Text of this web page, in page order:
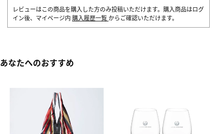
レビューはこの商品を購入した方のみ投稿いただけます。購入商品はログ
イン後、マイページ内 購入履歴一覧 からご確認いただけます。
あなたへのおすすめ